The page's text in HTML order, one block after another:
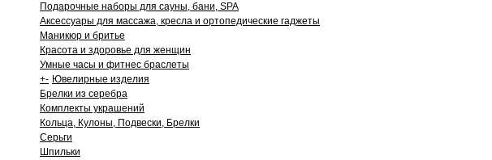
Подарочные наборы для сауны, бани, SPA
Аксессуары для массажа, кресла и ортопедические гаджеты
Маникюр и бритье
Красота и здоровье для женщин
Умные часы и фитнес браслеты
+- Ювелирные изделия
Брелки из серебра
Комплекты украшений
Кольца, Кулоны, Подвески, Брелки
Серьги
Шпильки